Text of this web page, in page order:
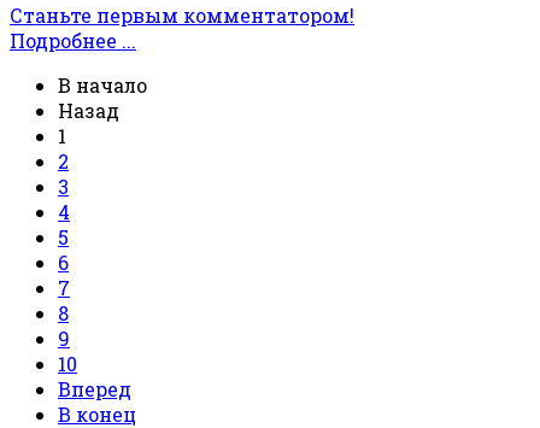
Станьте первым комментатором!
Подробнее ...
В начало
Назад
1
2
3
4
5
6
7
8
9
10
Вперед
В конец